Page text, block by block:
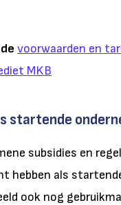
voorwaarden en
MKB
startende
subsidies en
hebben als
ook nog